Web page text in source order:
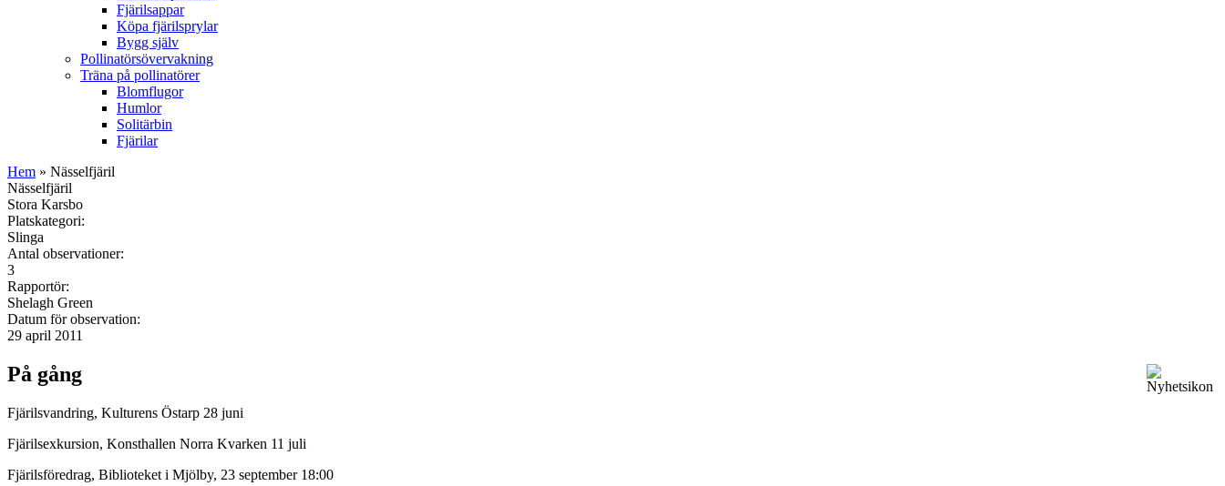
Fjärilsappar
Köpa fjärilsprylar
Bygg själv
Pollinatörsövervakning
Träna på pollinatörer
Blomflugor
Humlor
Solitärbin
Fjärilar
Hem » Nässelfjäril
Nässelfjäril
Stora Karsbo
Platskategori:
Slinga
Antal observationer:
3
Rapportör:
Shelagh Green
Datum för observation:
29 april 2011
På gång
Fjärilsvandring, Kulturens Östarp 28 juni
Fjärilsexkursion, Konsthallen Norra Kvarken 11 juli
Fjärilsföredrag, Biblioteket i Mjölby, 23 september 18:00